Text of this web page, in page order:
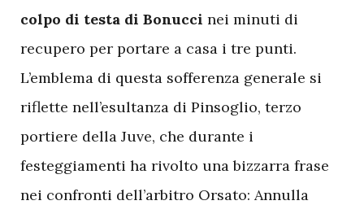
colpo di testa di Bonucci nei minuti di
recupero per portare a casa i tre punti.
L’emblema di questa sofferenza generale si
riflette nell’esultanza di Pinsoglio, terzo
portiere della Juve, che durante i
festeggiamenti ha rivolto una bizzarra frase
nei confronti dell’arbitro Orsato: Annulla